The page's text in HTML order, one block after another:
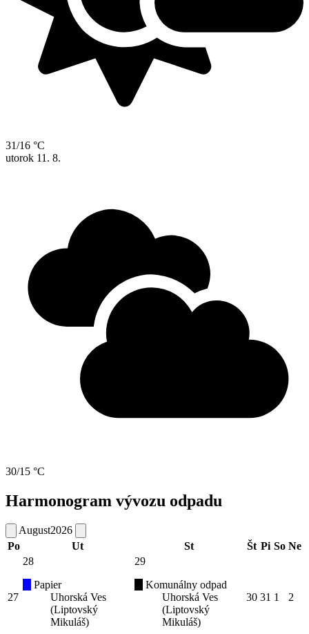
31/16 °C
utorok 11. 8.
30/15 °C
Harmonogram vývozu odpadu
August2026
Po
Ut St Št Pi So Ne
27
28
Papier
Uhorská Ves
(Liptovský
Mikuláš)
29
Komunálny odpad
Uhorská Ves
(Liptovský
Mikuláš)
30 31 1 2